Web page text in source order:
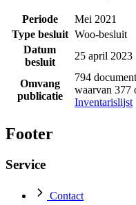
Periode
Mei 2021
Type besluit Woo-besluit
Datum
besluit
25 april 2023
Omvang
publicatie
794
waarvan 377
Inventarislijst
Footer
Service
Contact